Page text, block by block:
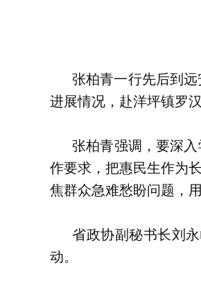
张柏青一行先后到
进展情况，赴洋坪镇罗
张柏青强调，要深
作要求，把惠民生作为
焦群众急难愁盼问题，
省政协副秘书长刘
动。